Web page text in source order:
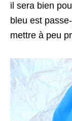
il sera bien
bleu est
mettre à peu